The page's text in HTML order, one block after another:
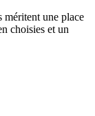
méritent une place
choisies et un